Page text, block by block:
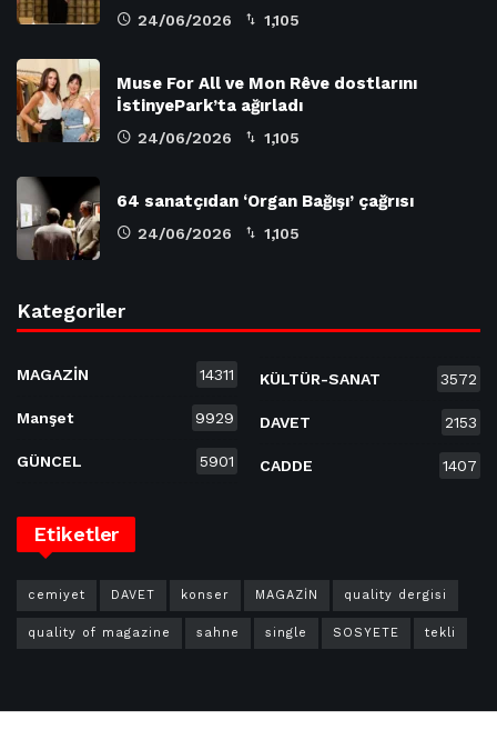
24/06/2026 1,105
Muse For All ve Mon Rêve dostlarını
İstinyePark’ta ağırladı
24/06/2026 1,105
64 sanatçıdan ‘Organ Bağışı’ çağrısı
24/06/2026 1,105
Kategoriler
MAGAZİN 14311
Manşet 9929
GÜNCEL 5901
KÜLTÜR-SANAT 3572
DAVET 2153
CADDE 1407
Etiketler
cemiyet DAVET konser MAGAZİN quality dergisi
quality of magazine sahne single SOSYETE tekli